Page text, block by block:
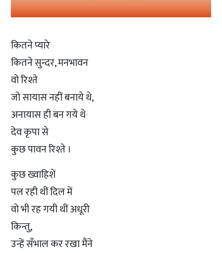
कितने प्यारे
कितने सुन्दर, मनभावन
वो रिश्ते
जो सायास नहीं बनाये थे,
अनायास ही बन गये थे
देव कृपा से
कुछ पावन रिश्ते ।
कुछ ख्वाहिशें
पल रही थीं दिल में
वो भी रह गयी थीं अधूरी
किन्तु,
उन्हें सँभाल कर रखा मैंने